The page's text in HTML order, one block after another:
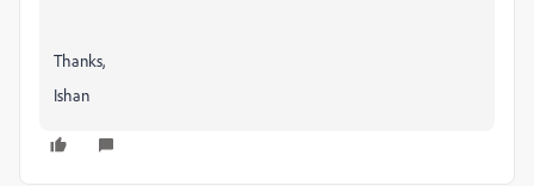
Thanks,
Ishan